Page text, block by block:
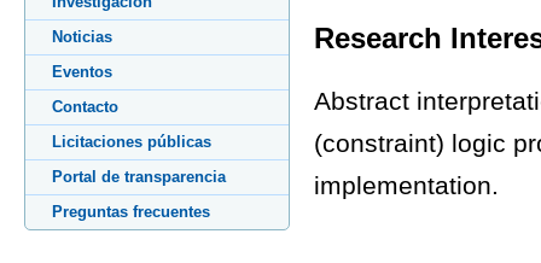
Noticias
Eventos
Contacto
Licitaciones públicas
Portal de transparencia
Preguntas frecuentes
Research
Abstract
(constraint) logic
implementation.